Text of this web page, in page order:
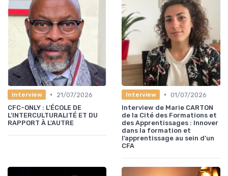
Interview •
21/07/2026
CFC-ONLY : L'ÉCOLE DE
L'INTERCULTURALITÉ ET DU
RAPPORT À L'AUTRE
Interview • 01/07/2026
Interview de Marie CARTON
de la Cité des Formations et
des Apprentissages : Innover
dans la formation et
l’apprentissage au sein d’un
CFA